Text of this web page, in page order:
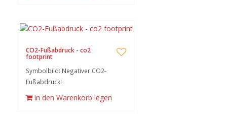
CO2-Fußabdruck - co2
footprint
Symbolbild: Negativer CO2-
Fußabdruck!
in den Warenkorb legen